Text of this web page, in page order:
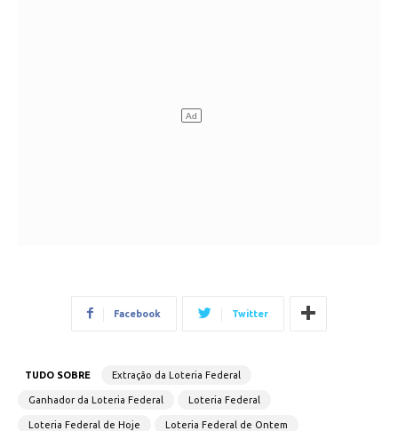
Facebook Twitter
TUDO SOBRE Extração da Loteria Federal
Ganhador da Loteria Federal Loteria Federal
Loteria Federal de Hoje Loteria Federal de Ontem